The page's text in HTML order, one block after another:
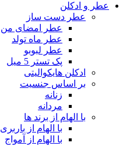
عطر و ادکلن
عطر دست ساز
عطر امضای من
عطر ماه تولد
عطر لبوبو
پک تستر 5 میل
ادکلن هایکوالیتی
بر اساس جنسیت
زنانه
مردانه
با الهام از برند ها
با الهام از باربری
با الهام از آمواج